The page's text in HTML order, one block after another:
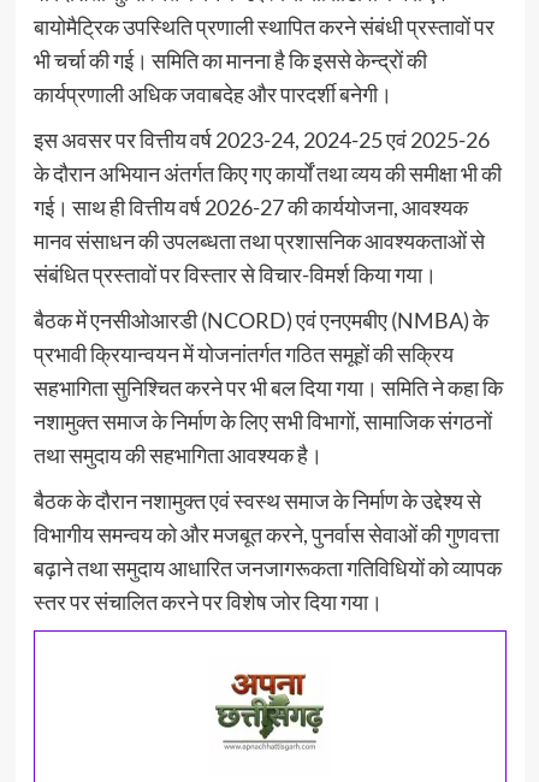
बायोमैट्रिक उपस्थिति प्रणाली स्थापित करने संबंधी प्रस्तावों पर
भी चर्चा की गई। समिति का मानना है कि इससे केन्द्रों की
कार्यप्रणाली अधिक जवाबदेह और पारदर्शी बनेगी।
इस अवसर पर वित्तीय वर्ष 2023-24, 2024-25 एवं 2025-26
के दौरान अभियान अंतर्गत किए गए कार्यों तथा व्यय की समीक्षा भी की
गई। साथ ही वित्तीय वर्ष 2026-27 की कार्ययोजना, आवश्यक
मानव संसाधन की उपलब्धता तथा प्रशासनिक आवश्यकताओं से
संबंधित प्रस्तावों पर विस्तार से विचार-विमर्श किया गया।
बैठक में एनसीओआरडी (NCORD) एवं एनएमबीए (NMBA) के
प्रभावी क्रियान्वयन में योजनांतर्गत गठित समूहों की सक्रिय
सहभागिता सुनिश्चित करने पर भी बल दिया गया। समिति ने कहा कि
नशामुक्त समाज के निर्माण के लिए सभी विभागों, सामाजिक संगठनों
तथा समुदाय की सहभागिता आवश्यक है।
बैठक के दौरान नशामुक्त एवं स्वस्थ समाज के निर्माण के उद्देश्य से
विभागीय समन्वय को और मजबूत करने, पुनर्वास सेवाओं की गुणवत्ता
बढ़ाने तथा समुदाय आधारित जनजागरूकता गतिविधियों को व्यापक
स्तर पर संचालित करने पर विशेष जोर दिया गया।